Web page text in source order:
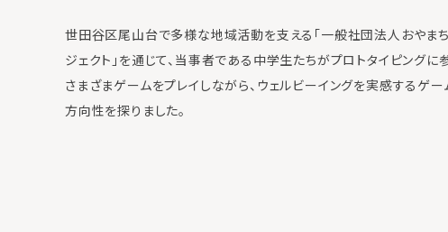
世田谷区尾山台で多様な地域活動を支える「一般社団法人おやま
ジェクト」を通じて、当事者である中学生たちがプロトタイピングに
さまざまゲームをプレイしながら、ウェルビーイングを実感するゲー
方向性を探りました。